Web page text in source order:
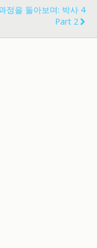
정을 돌아보며: 박사 4
Part 2